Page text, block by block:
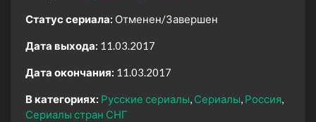
Статус сериала: Отменен/Завершен
Дата выхода: 11.03.2017
Дата окончания: 11.03.2017
В категориях: Русские сериалы Сериалы Россия
Сериалы стран СНГ